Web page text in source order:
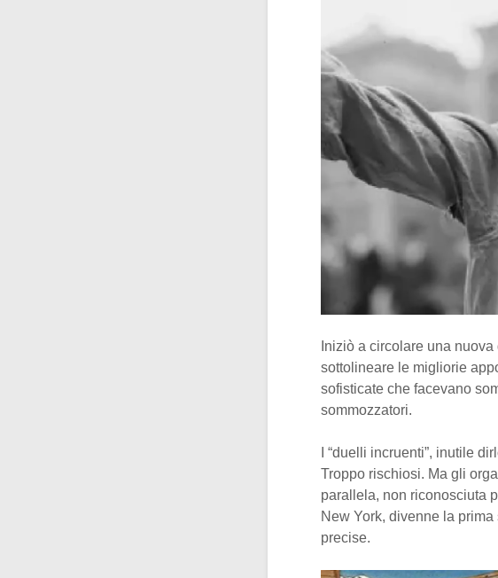
Iniziò a circolare una
sottolineare le migliorie
sofisticate che facevano
sommozzatori.
I “duelli incruenti”, inutile
Troppo rischiosi. Ma gli
parallela, non riconosciuta
New York, divenne la
precise.